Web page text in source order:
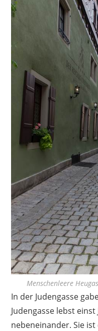
Menschenleere
In der Judengasse
Judengasse lebst
nebeneinander. Sie